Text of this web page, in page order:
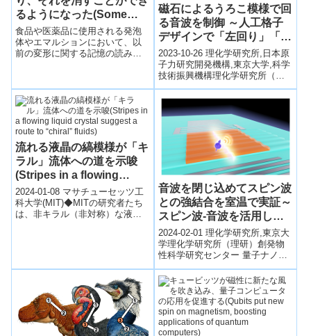
るようになった(Some
everyday materials have
memories, and now they
can be erased)
食品や医薬品に使用される発泡
体やエマルションにおいて、以
前の変形に関する記憶の読み取
study dem...
磁石によるうろこ模様で回
る音波を制御 ～人工格子
デザインで「左回り」「右
回り」の読み出しに成功～
2023-10-26 理化学研究所,日本原
子力研究開発機構,東京大学,科学
技術振興機構理化学研究所（理
研）創発物性科学研究センター
量子ナノ磁性研究チームのホ
ル...
流れる液晶の縞模様が「キ
ラル」流体への道を示唆
(Stripes in a flowing
liquid crystal suggest a
route to “chiral” fluids)
2024-01-08 マサチューセッツ工
科大学(MIT)◆MITの研究者たち
は、非キラル（非対称）な液晶
音波を閉じ込めてスピン波
との強結合を室温で実証～
スピン波-音波を活用した
新しいデバイスへ道～
2024-02-01 理化学研究所,東京大
学理化学研究所（理研）創発物
性科学研究センター 量子ナノ磁
性研究チームのユンヨン・ファ
ン 大学院生リサーチ・アソシエ
イ...